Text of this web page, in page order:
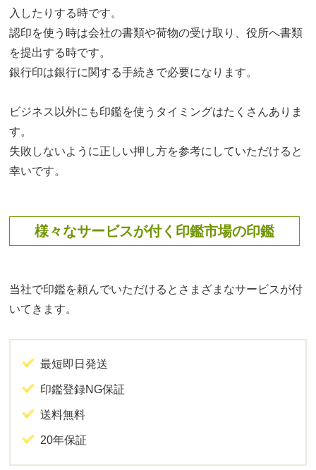
入したりする時です。
認印を使う時は会社の書類や荷物の受け取り、役所へ書類
を提出する時です。
銀行印は銀行に関する手続きで必要になります。
ビジネス以外にも印鑑を使うタイミングはたくさんありま
す。
失敗しないように正しい押し方を参考にしていただけると
幸いです。
様々なサービスが付く印鑑市場の印鑑
当社で印鑑を頼んでいただけるとさまざまなサービスが付
いてきます。
最短即日発送
印鑑登録NG保証
送料無料
20年保証